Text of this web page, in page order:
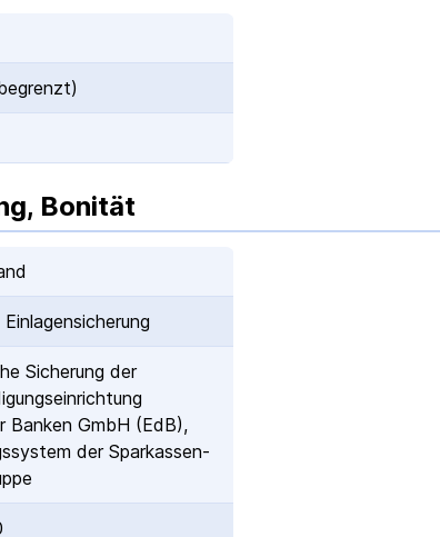
Bonität
Sicherung der
Banken GmbH (EdB),
der Sparkassen-